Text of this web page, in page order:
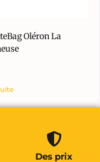
Oléron La
Des prix